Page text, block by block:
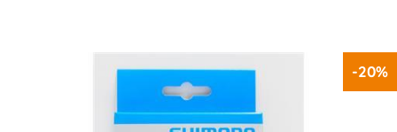
-20%